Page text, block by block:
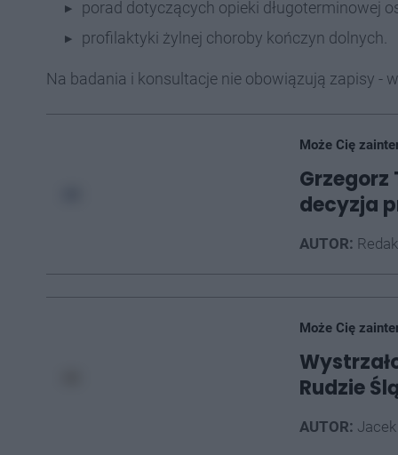
porad dotyczących opieki długoterminowej
profilaktyki żylnej choroby kończyn dolnych.
Na badania i konsultacje nie obowiązują zapisy -
Może Cię
Grzegorz
decyzja
AUTOR:
Może Cię
Rudzie
AUTOR: